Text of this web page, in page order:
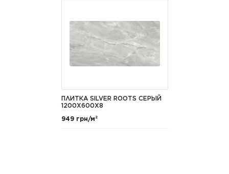
ПЛИТКА SILVER ROOTS СЕРЫЙ
1200Х600Х8
949 грн/м²